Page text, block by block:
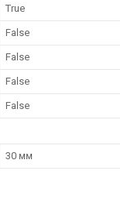
True
False
False
False
False
30 мм